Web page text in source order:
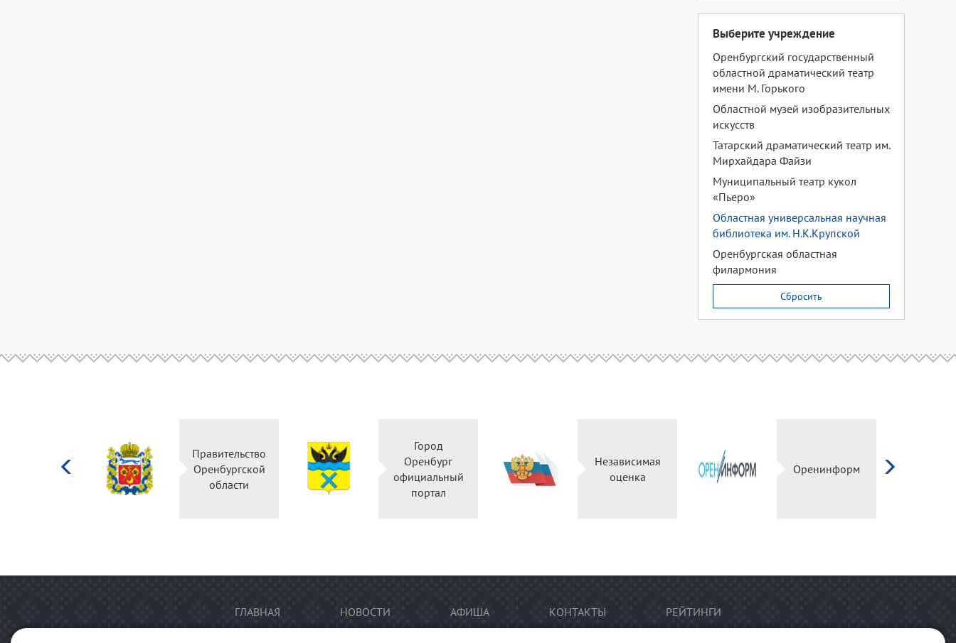
Выберите учреждение
Оренбургский государственный
областной драматический театр
имени М. Горького
Областной музей изобразительных
искусств
Татарский драматический театр им.
Мирхайдара Файзи
Муниципальный театр кукол
«Пьеро»
Областная универсальная научная
библиотека им. Н.К.Крупской
Оренбургская областная
филармония
Сбросить
Правительство
Оренбургской
области
Город
Оренбург
официальный
портал
Независимая
оценка
Оренинформ
ГЛАВНАЯ НОВОСТИ АФИША КОНТАКТЫ РЕЙТИНГИ